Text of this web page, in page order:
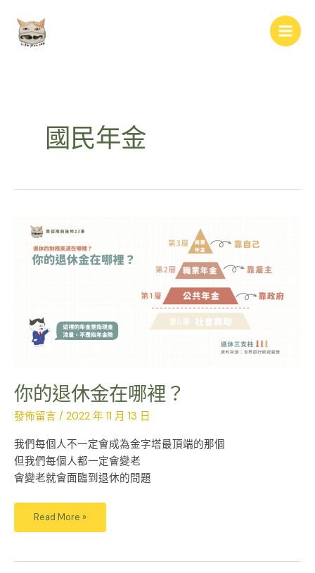
Main
國民年金
你的退休金在哪裡？
發佈留言 / 2022 年 11 月 13 日
我們每個人不一定會成為金字塔最頂端的那個
但我們每個人都一定會變老
會變老就會面臨到退休的問題
的
退
休
金
在
Read More »